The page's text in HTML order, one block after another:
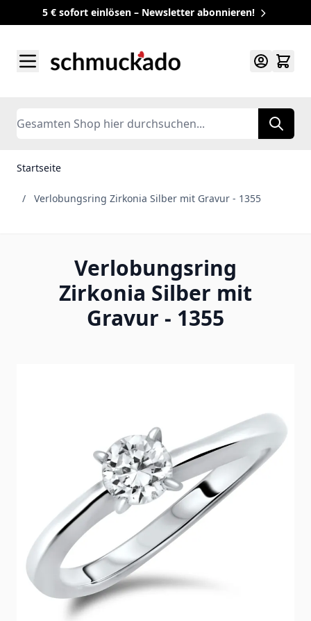
5 € sofort einlösen – Newsletter abonnieren!
Search
Startseite
/ Verlobungsring Zirkonia Silber mit Gravur - 1355
Verlobungsring
Zirkonia Silber mit
Gravur - 1355